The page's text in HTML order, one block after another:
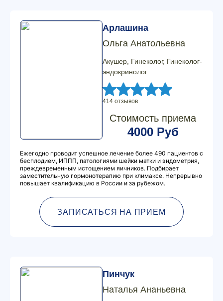
Арлашина
Ольга Анатольевна
Акушер, Гинеколог, Гинеколог-
эндокринолог
414 отзывов
Стоимость приема
4000 Руб
Ежегодно проводит успешное лечение более 490 пациентов с
бесплодием, ИППП, патологиями шейки матки и эндометрия,
преждевременным истощением яичников. Подбирает
заместительную гормонотерапию при климаксе. Непрерывно
повышает квалификацию в России и за рубежом.
ЗАПИСАТЬСЯ НА ПРИЕМ
Пинчук
Наталья Ананьевна